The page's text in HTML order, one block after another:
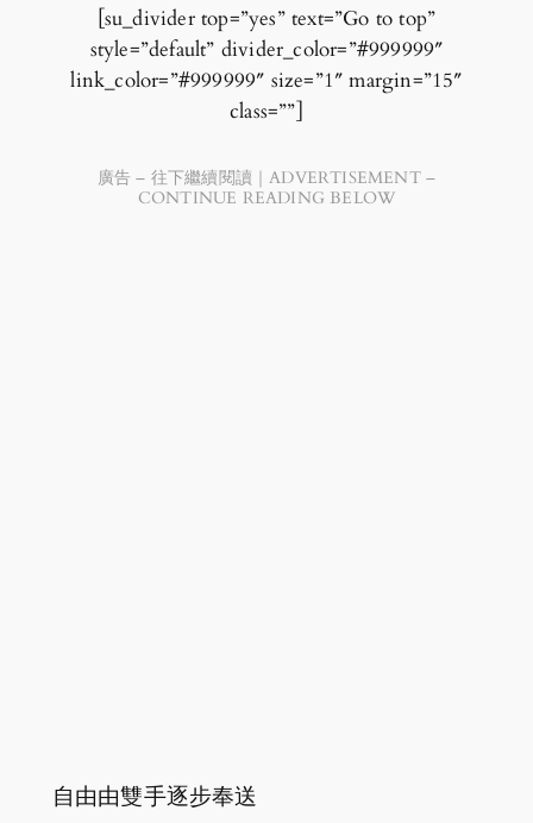
[su_divider top=”yes” text=”Go to top”
style=”default” divider_color=”#999999″
link_color=”#999999″ size=”1″ margin=”15″
class=””]
廣告 – 往下繼續閱讀｜ADVERTISEMENT –
CONTINUE READING BELOW
自由由雙手逐步奉送